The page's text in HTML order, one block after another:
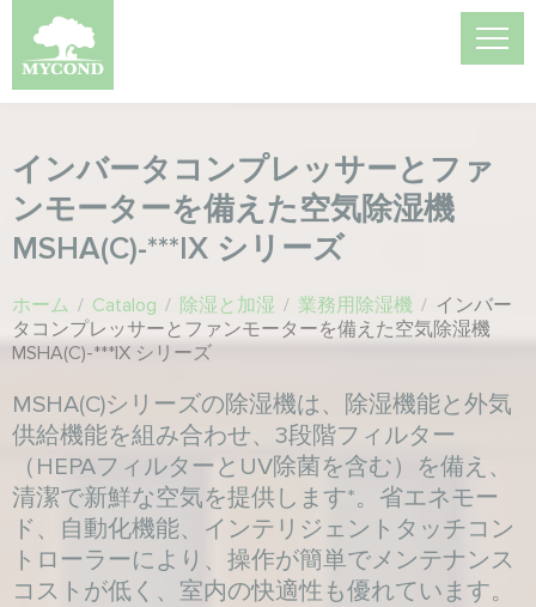
インバータコンプレッサーとファ
ンモーターを備えた空気除湿機
MSHA(C)-***IX シリーズ
ホーム / Catalog / 除湿と加湿 / 業務用除湿機 / インバー
タコンプレッサーとファンモーターを備えた空気除湿機
MSHA(C)-***IX シリーズ
MSHA(C)シリーズの除湿機は、除湿機能と外気
供給機能を組み合わせ、3段階フィルター
（HEPAフィルターとUV除菌を含む）を備え、
清潔で新鮮な空気を提供します*。省エネモー
ド、自動化機能、インテリジェントタッチコン
トローラーにより、操作が簡単でメンテナンス
コストが低く、室内の快適性も優れています。